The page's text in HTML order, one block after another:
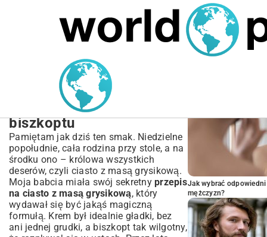
MARIUSZ ŁAMAGA 03.10.2025
Przepis na ciasto z masą
grysikową – Sekrety
idealnego kremu i
biszkoptu
Pamiętam jak dziś ten smak. Niedzielne
popołudnie, cała rodzina przy stole, a na
środku ono – królowa wszystkich
deserów, czyli ciasto z masą grysikową.
Moja babcia miała swój sekretny przepis
na ciasto z masą grysikową, który
wydawał się być jakąś magiczną
formułą. Krem był idealnie gładki, bez
ani jednej grudki, a biszkopt tak wilgotny,
Jak wybrać
mężczyzn?